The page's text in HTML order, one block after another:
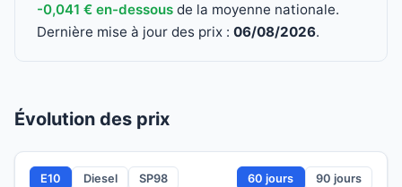
-0,041 € en-dessous de la moyenne nationale.
Dernière mise à jour des prix : 06/08/2026.
Évolution des prix
E10 Diesel SP98 60 jours 90 jours